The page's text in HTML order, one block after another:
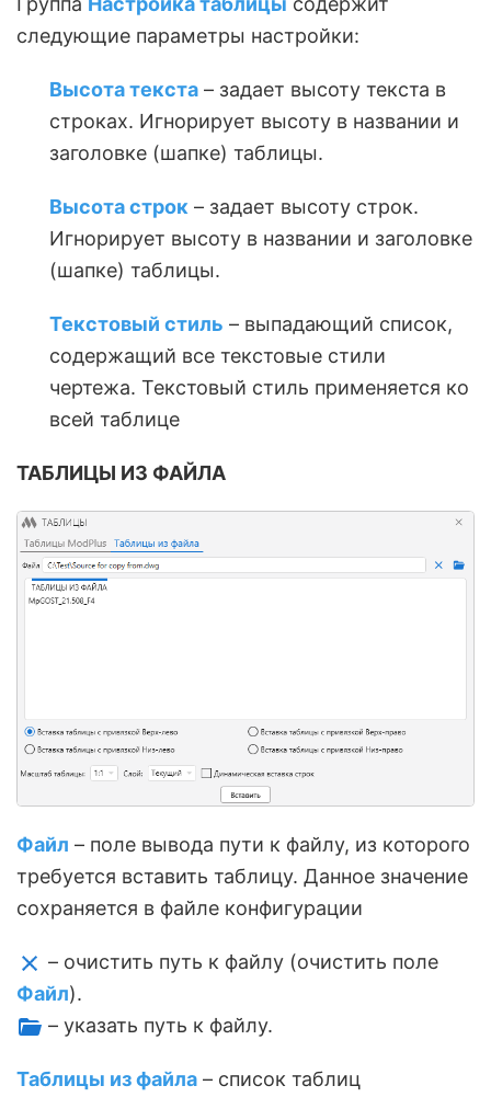
следующие параметры настройки:
Высота текста – задает высоту текста в
строках. Игнорирует высоту в названии и
заголовке (шапке) таблицы.
Высота строк – задает высоту строк.
Игнорирует высоту в названии и заголовке
(шапке) таблицы.
Текстовый стиль – выпадающий список,
содержащий все текстовые стили
чертежа. Текстовый стиль применяется ко
всей таблице
ТАБЛИЦЫ ИЗ ФАЙЛА
Файл – поле вывода пути к файлу, из которого
требуется вставить таблицу. Данное значение
сохраняется в файле конфигурации
– очистить путь к файлу (очистить поле
Файл).
– указать путь к файлу.
Таблицы из файла – список таблиц